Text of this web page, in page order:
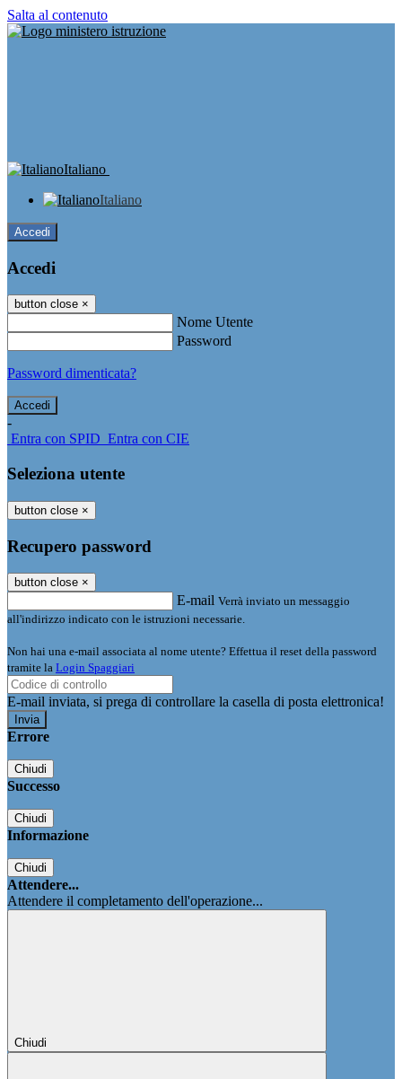
Salta al contenuto
Italiano
Italiano
Accedi
Accedi
button close ×
Nome Utente
Password
Password dimenticata?
-
Entra con SPID Entra con CIE
Seleziona utente
button close ×
Recupero password
button close ×
E-mail Verrà inviato un messaggio
all'indirizzo indicato con le istruzioni necessarie.
Non hai una e-mail associata al nome utente? Effettua il reset della password
tramite la Login Spaggiari
E-mail inviata, si prega di controllare la casella di posta elettronica!
Errore
Chiudi
Successo
Chiudi
Informazione
Chiudi
Attendere...
Attendere il completamento dell'operazione...
Chiudi